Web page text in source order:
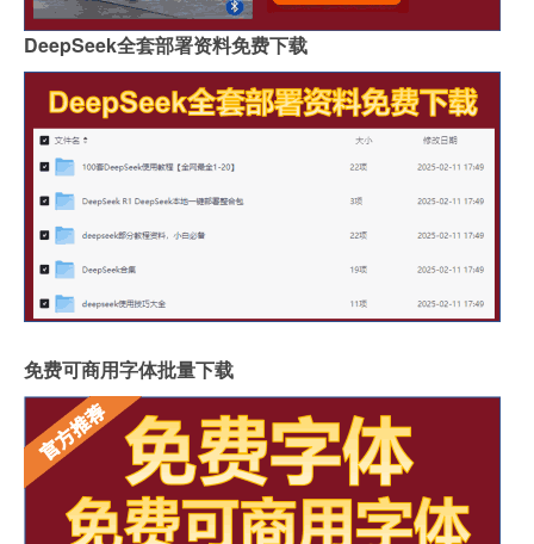
DeepSeek全套部署资料免费下载
免费可商用字体批量下载